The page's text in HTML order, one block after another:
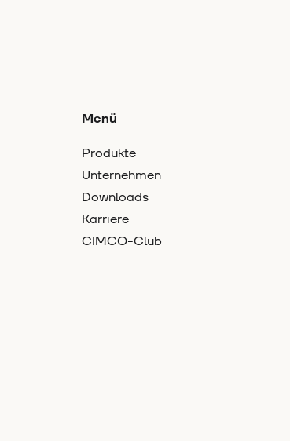
Menü
Produkte
Unternehmen
Downloads
Karriere
CIMCO-Club